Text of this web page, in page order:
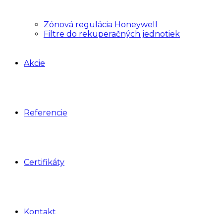
Zónová regulácia Honeywell
Filtre do rekuperačných jednotiek
Akcie
Referencie
Certifikáty
Kontakt